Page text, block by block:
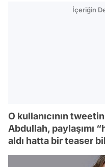
İçeriğin
O kullanıcının
Abdullah, paylaşımı
aldı hatta bir teaser